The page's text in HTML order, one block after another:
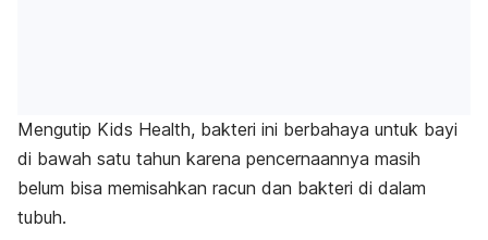
Mengutip Kids Health, bakteri ini berbahaya untuk bayi
di bawah satu tahun karena pencernaannya masih
belum bisa memisahkan racun dan bakteri di dalam
tubuh.